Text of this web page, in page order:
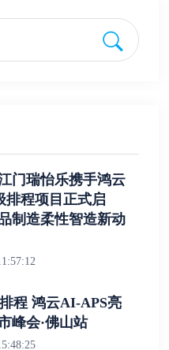
门瑞怡乐携手鸿云
排程项目正式启
制造柔性智造新动
程 鸿云AI-APS亮
峰会·佛山站